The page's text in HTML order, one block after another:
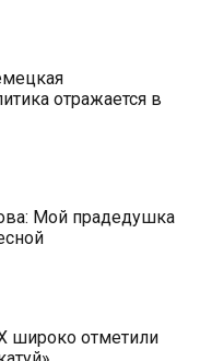
отражается в
Мой прадедушка
широко отметили